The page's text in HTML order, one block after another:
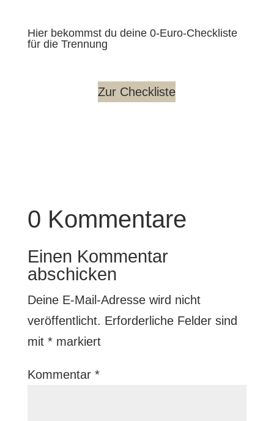
Hier bekommst du deine 0-Euro-Checkliste
für die Trennung
Zur Checkliste
0 Kommentare
Einen Kommentar
abschicken
Deine E-Mail-Adresse wird nicht
veröffentlicht. Erforderliche Felder sind
mit *markiert
Kommentar *